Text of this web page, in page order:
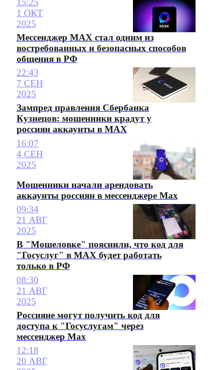
15:25
1 ОКТ
2025
Мессенджер MAX стал одним из
востребованных и безопасных способов
общения в РФ
22:43
7 СЕН
2025
Зампред правления Сбербанка
Кузнецов: мошенники крадут у
россиян аккаунты в MAX
16:07
4 СЕН
2025
Мошенники начали арендовать
аккаунты россиян в мессенджере Max
09:34
21 АВГ
2025
В "Мошеловке" пояснили, что код для
"Госуслуг" в MAX будет работать
только в РФ
08:30
21 АВГ
2025
Россияне могут получить код для
доступа к "Госуслугам" через
мессенджер Max
12:18
20 АВГ